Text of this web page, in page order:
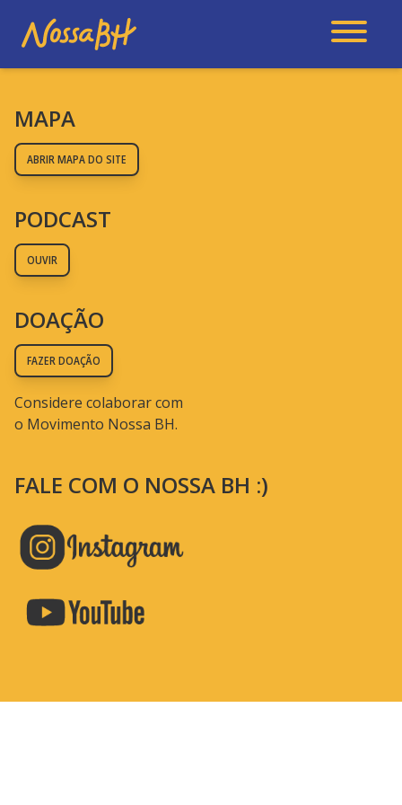
MAPA
ABRIR MAPA DO SITE
PODCAST
OUVIR
DOAÇÃO
FAZER DOAÇÃO
Considere colaborar com
o Movimento Nossa BH.
FALE COM O NOSSA BH :)